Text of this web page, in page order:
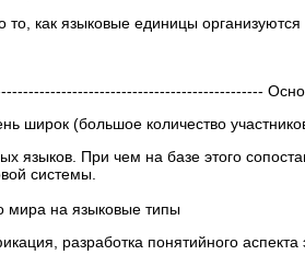
то, как языковые единицы
широк (большое количество
языков. При чем на базе этого
системы.
мира на языковые типы
разработка понятийного аспекта